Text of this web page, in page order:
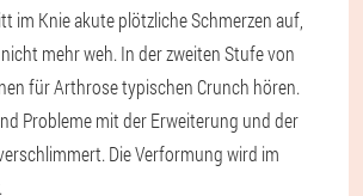
im Knie akute plötzliche Schmerzen auf,
mehr weh. In der zweiten Stufe von
für Arthrose typischen Crunch hören.
Probleme mit der Erweiterung und der
Die Verformung wird im